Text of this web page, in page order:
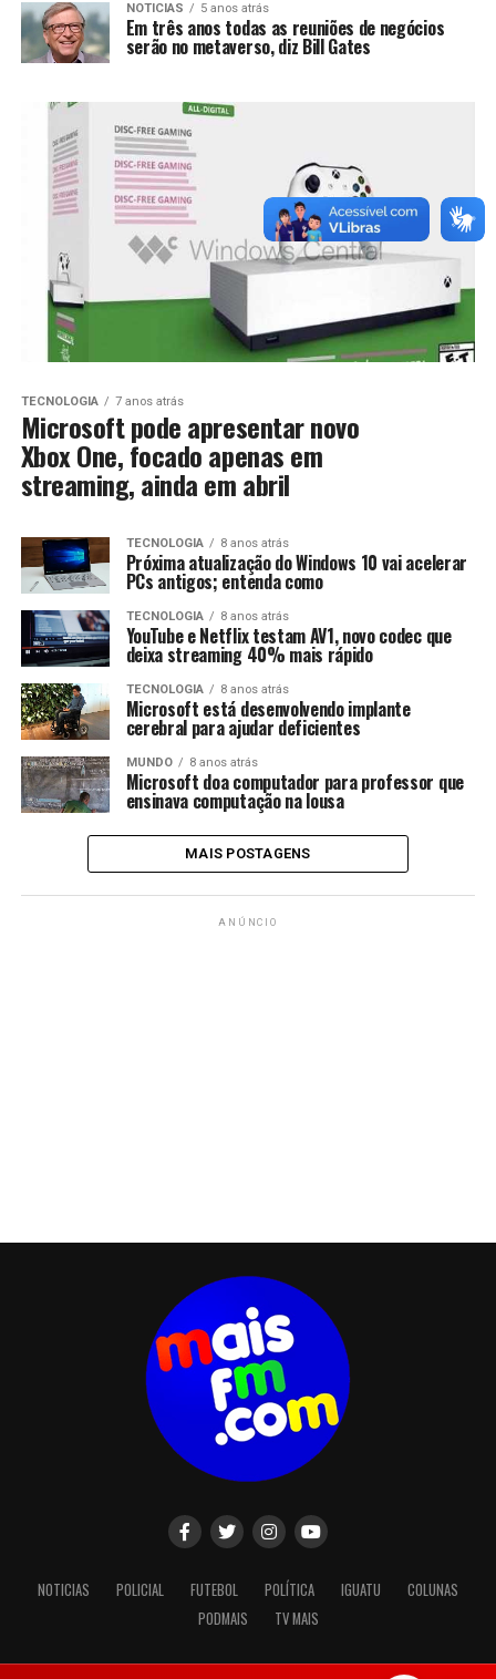
NOTICIAS 5 anos atrás
Em três anos todas as reuniões de negócios
serão no metaverso, diz Bill Gates
TECNOLOGIA 7 anos atrás
Microsoft pode apresentar novo
Xbox One, focado apenas em
streaming, ainda em abril
TECNOLOGIA 8 anos atrás
Próxima atualização do Windows 10 vai acelerar
PCs antigos; entenda como
TECNOLOGIA 8 anos atrás
YouTube e Netflix testam AV1, novo codec que
deixa streaming 40% mais rápido
TECNOLOGIA 8 anos atrás
Microsoft está desenvolvendo implante
cerebral para ajudar deficientes
MUNDO 8 anos atrás
Microsoft doa computador para professor que
ensinava computação na lousa
MAIS POSTAGENS
ANÚNCIO
NOTICIAS POLICIAL FUTEBOL POLÍTICA IGUATU
COLUNAS
PODMAIS
TV MAIS